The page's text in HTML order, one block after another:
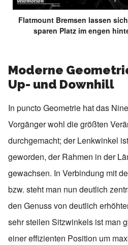
Flatmount Bremsen lassen
sparen Platz im engen
Moderne
Up- und Downhill
In puncto Geometrie hat das
Vorgänger wohl die größten
durchgemacht; der Lenkwinkel
geworden, der Rahmen in der
gewachsen. In Verbindung mit
bzw. steht man nun deutlich
den Genuss von deutlich
sehr steilen Sitzwinkels ist man
einer effizienten Position um